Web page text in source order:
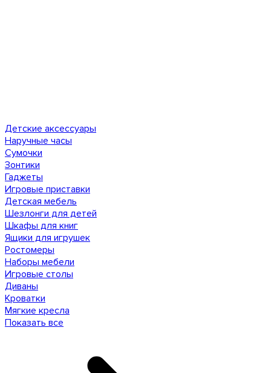
Детские аксессуары
Наручные часы
Сумочки
Зонтики
Гаджеты
Игровые приставки
Детская мебель
Шезлонги для детей
Шкафы для книг
Ящики для игрушек
Ростомеры
Наборы мебели
Игровые столы
Диваны
Кроватки
Мягкие кресла
Показать все